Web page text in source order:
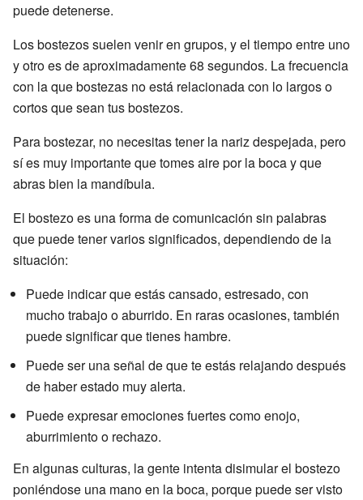
puede detenerse.
Los bostezos suelen venir en grupos, y el tiempo entre uno
y otro es de aproximadamente 68 segundos. La frecuencia
con la que bostezas no está relacionada con lo largos o
cortos que sean tus bostezos.
Para bostezar, no necesitas tener la nariz despejada, pero
sí es muy importante que tomes aire por la boca y que
abras bien la mandíbula.
El bostezo es una forma de comunicación sin palabras
que puede tener varios significados, dependiendo de la
situación:
Puede indicar que estás cansado, estresado, con
mucho trabajo o aburrido. En raras ocasiones, también
puede significar que tienes hambre.
Puede ser una señal de que te estás relajando después
de haber estado muy alerta.
Puede expresar emociones fuertes como enojo,
aburrimiento o rechazo.
En algunas culturas, la gente intenta disimular el bostezo
poniéndose una mano en la boca, porque puede ser visto